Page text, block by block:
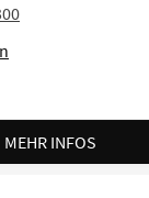
MEHR INFOS